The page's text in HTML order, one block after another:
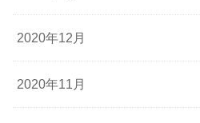
2020年12月
2020年11月